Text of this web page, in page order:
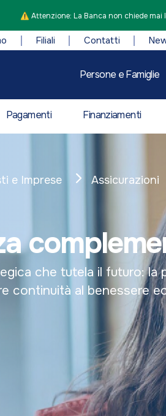
⚠️ Attenzione: La Banca non chiede mai
Filiali Contatti
Persone e Famiglie
Pagamenti Finanziamenti
e Imprese Assicurazioni
che tutela il futuro:
continuità al benessere